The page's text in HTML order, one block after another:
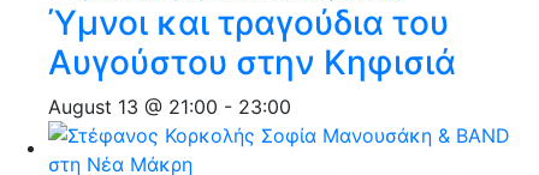
Ύμνοι και τραγούδια του
Αυγούστου στην Κηφισιά
August 13 @ 21:00 - 23:00